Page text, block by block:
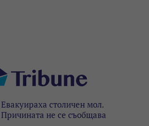
Евакуираха столичен мол.
Причината не се съобщава